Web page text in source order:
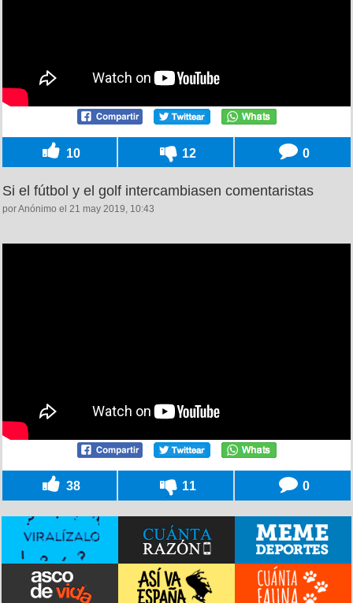
10 12 0
Si el fútbol y el golf intercambiasen comentaristas
por Anónimo el 21 may 2019, 10:43
38 11 0